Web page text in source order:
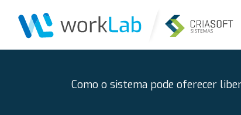
Como o sistema pode oferecer